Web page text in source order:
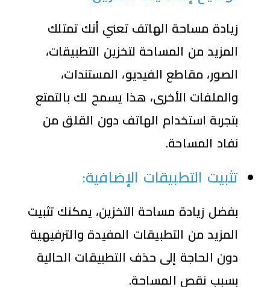
زيادة مساحة الهاتف تعني أنك تمتلك
المزيد من المساحة لتخزين التطبيقات،
الصور، مقاطع الفيديو، المستندات،
والملفات الأخرى، هذا يسمح لك بالتمتع
بتجربة استخدام الهاتف دون القلق من
نفاد المساحة.
تثبيت التطبيقات الإضافية:
بفضل زيادة مساحة التخزين، يمكنك تثبيت
المزيد من التطبيقات المفيدة والترفيهية
دون الحاجة إلى حذف التطبيقات الحالية
بسبب نقص المساحة.